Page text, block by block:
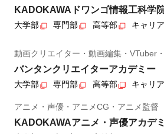
KADOKAWAドワンゴ情報工科学
大学部 専門部 高等部 キャリア
動画クリエイター・動画編集・VTuber
バンタンクリエイターアカデミー
大学部 専門部 高等部 キャリア
アニメ・声優・アニメCG・アニメ監督
KADOKAWAアニメ・声優アカデ